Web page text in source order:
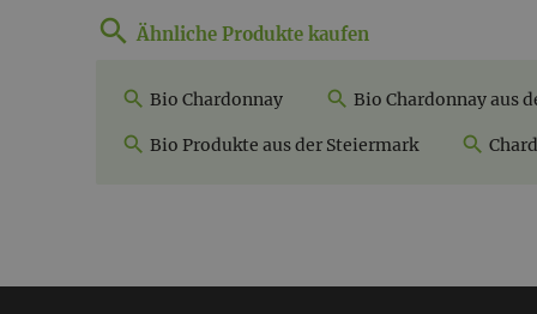
Ähnliche Produkte kaufen
Bio Chardonnay Bio Chardonnay aus
Bio Produkte aus der Steiermark